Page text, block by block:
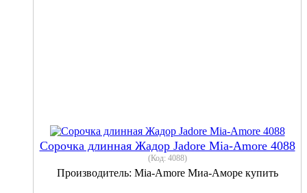
Сорочка длинная Жадор Jadore Mia-Amore 4088
(Код: 4088)
Производитель: Mia-Amore Миа-Аморе купить